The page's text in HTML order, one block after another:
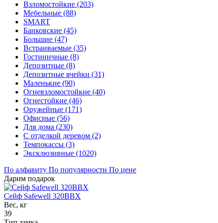
Взломостойкие (203)
Мебельные (88)
SMART
Банковские (45)
Большие (47)
Встраиваемые (35)
Гостиничные (8)
Депозитные (8)
Депозитные ячейки (31)
Маленькие (90)
Огневзломостойкие (40)
Огнестойкие (46)
Оружейные (171)
Офисные (56)
Для дома (230)
С отделкой деревом (2)
Темпокассы (3)
Эксклюзивные (1020)
По алфавиту По популярности По цене
Дарим подарок
Сейф Safewell 320BBX
Вес, кг
39